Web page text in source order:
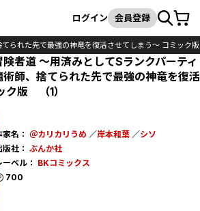
検索
ログイン 会員登録カート
られた先で最強の神竜を復活させてしまう～ コミック版
者道 ～用済みとしてSランクパーティ
師、捨てられた先で最強の神竜を復活
ク版 （1）
家名： ＠カリカリうめ ／岸本和葉／シソ
版社： ぶんか社
ーベル： BKコミックス
700